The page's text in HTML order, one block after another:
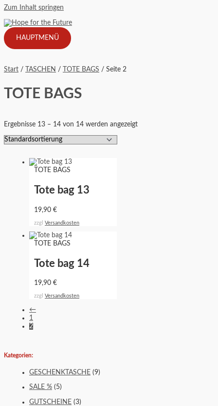
Zum Inhalt springen
HAUPTMENÜ
Start / TASCHEN / TOTE BAGS / Seite 2
TOTE BAGS
Ergebnisse 13 – 14 von 14 werden angezeigt
TOTE BAGS
Tote bag 13
19,90 €
zzgl Versandkosten
TOTE BAGS
Tote bag 14
19,90 €
zzgl Versandkosten
←
1
2
Kategorien:
GESCHENKTASCHE (9)
SALE % (5)
GUTSCHEINE (3)